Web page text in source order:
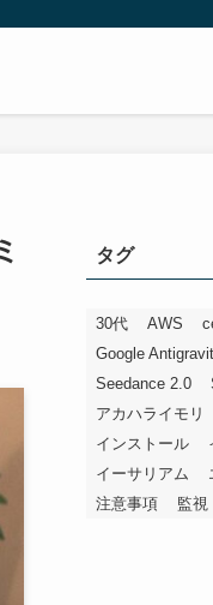
タグ
30代 AWS
Google
Seedance 2.0
アカハライモリ
インストール
イーサリアム
注意事項
監視